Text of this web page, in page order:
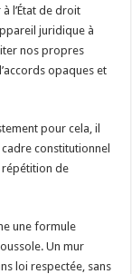
l’État de droit
juridique à
nos propres
opaques et
pour cela, il
constitutionnel
répétition de
une formule
Un mur
loi respectée, sans